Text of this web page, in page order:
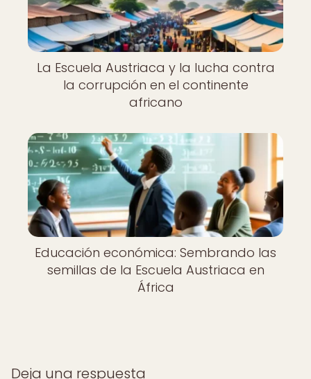
La Escuela Austriaca y la lucha contra
la corrupción en el continente
africano
Educación económica: Sembrando las
semillas de la Escuela Austriaca en
África
Deja una respuesta